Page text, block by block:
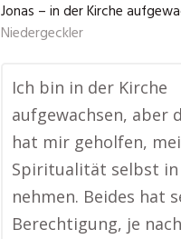
Jonas – in der Kirche
Niedergeckler
Ich bin in der Kirche
aufgewachsen, aber
hat mir geholfen,
Spiritualität selbst in
nehmen. Beides hat
Berechtigung, je